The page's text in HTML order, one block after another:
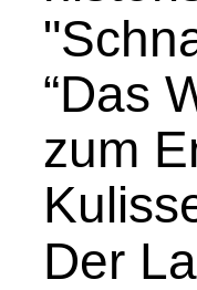
“Das
zum
Der